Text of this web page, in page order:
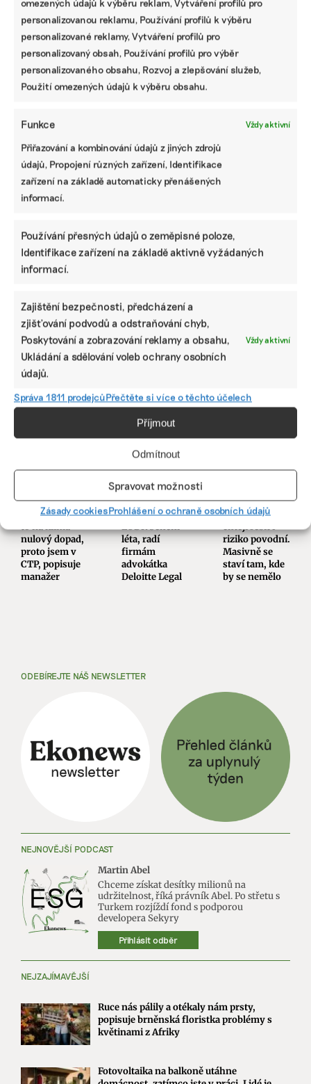
omezených údajů k výběru reklam, Vytváření profilů pro
personalizovanou reklamu, Používání profilů k výběru
personalizované reklamy, Vytváření profilů pro
personalizovaný obsah, Používání profilů pro výběr
personalizovaného obsahu, Rozvoj a zlepšování služeb,
Použití omezených údajů k výběru obsahu.
Funkce Vždy aktivní
Přiřazování a kombinování údajů z jiných zdrojů
údajů, Propojení různých zařízení, Identifikace
zařízení na základě automaticky přenášených
informací.
Používání přesných údajů o zeměpisné poloze,
Identifikace zařízení na základě aktivně vyžádaných
informací.
Zajištění bezpečnosti, předcházení a
zjišťování podvodů a odstraňování chyb,
Poskytování a zobrazování reklamy a obsahu,
Ukládání a sdělování voleb ochrany osobních
údajů.
Vždy aktivní
Správa 1811 prodejcůPřečtěte si více o těchto účelech
Příjmout
Odmítnout
Spravovat možnosti
Zásady cookiesProhlášení o ochraně osobních údajů
SDÍLET
FacebookX LinkedIn
PODOBNÉ PŘÍSPĚVKY
pasivních
domů, mělo by
to na klima
nulový dopad,
proto jsem v
CTP, popisuje
manažer
na odklad,
ideální je začít
s přípravou na
EUDR během
léta, radí
firmám
advokátka
Deloitte Legal
stačit bonita,
pojišťovny
chtějí řešit i
riziko povodní.
Masivně se
staví tam, kde
by se nemělo
ODEBÍREJTE NÁŠ NEWSLETTER
NEJNOVĚJŠÍ PODCAST
Martin Abel
Chceme získat desítky milionů na
udržitelnost, říká právník Abel. Po střetu s
Turkem rozjíždí fond s podporou
developera Sekyry
Přihlásit odběr
NEJZAJÍMAVĚJŠÍ
Ruce nás pálily a otékaly nám prsty,
popisuje brněnská floristka problémy s
květinami z Afriky
Fotovoltaika na balkoně utáhne